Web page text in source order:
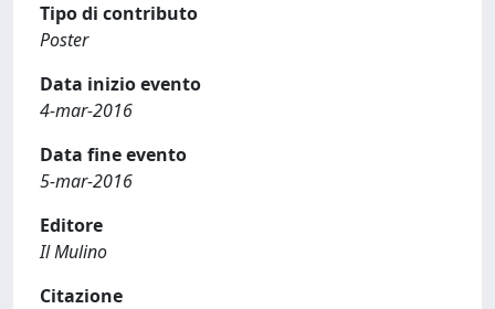
Tipo di contributo
Poster
Data inizio evento
4-mar-2016
Data fine evento
5-mar-2016
Editore
Il Mulino
Citazione